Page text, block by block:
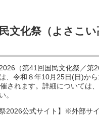
文化祭（よさこい
（第41回国民文化祭／第
、令和８年10月25日(日)から
されます。詳細については
。
2026公式サイト】※外部サ